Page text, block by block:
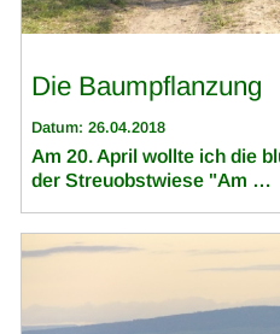
Die Baumpflanzung
Datum: 26.04.2018
Am 20. April wollte ich die
der Streuobstwiese "Am …